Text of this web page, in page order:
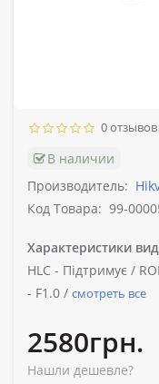
0 отзывов
В наличии
Производитель:
Код Товара: 99-
Характеристики
HLC - Підтримує /
- F1.0 / смотреть все
2580грн.
Нашли дешевле?